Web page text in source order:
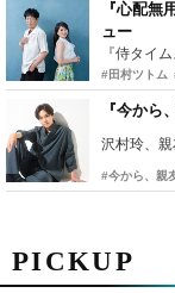
PICKUP
『心配無
ュー
#田村ツトム
『今から
沢村玲、
#今から、親